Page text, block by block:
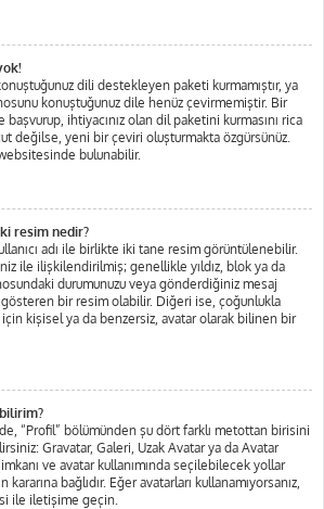
dili destekleyen paketi kurmamıştır, ya
konuştuğunuz dile henüz çevirmemiştir. Bir
ihtiyacınız olan dil paketini kurmasını rica
değilse, yeni bir çeviri oluşturmakta özgürsünüz.
bulunabilir.
resim nedir?
adı ile birlikte iki tane resim görüntülenebilir.
ile ilişkilendirilmiş; genellikle yıldız, blok ya da
durumunuzu veya gönderdiğiniz mesaj
gösteren bir resim olabilir. Diğeri ise, çoğunlukla
için kişisel ya da benzersiz, avatar olarak bilinen bir
“Profil” bölümünden şu dört farklı metottan birisini
Gravatar, Galeri, Uzak Avatar ya da Avatar
ve avatar kullanımında seçilebilecek yollar
bağlıdır. Eğer avatarları kullanamıyorsanız,
ile iletişime geçin.